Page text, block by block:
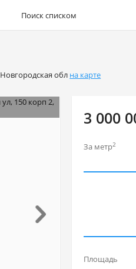
Поиск списком
Новгородская обл на карте
3 000
За метр2
Площадь